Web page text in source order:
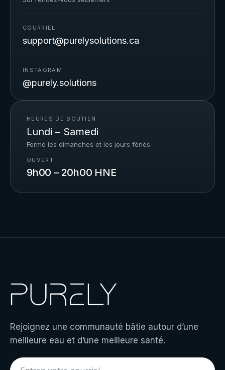
COURRIEL
support@purelysolutions.ca
INSTAGRAM
@purely.solutions
HEURES DE SOUTIEN
Lundi – Samedi
Fermé les dimanches et les jours fériés.
OUVERT
9h00 – 20h00 HNE
Rejoignez une communauté bâtie autour d’une
meilleure eau et d’une meilleure santé.